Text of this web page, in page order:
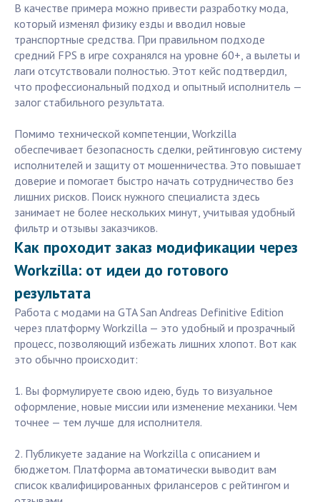
В качестве примера можно привести разработку мода,
который изменял физику езды и вводил новые
транспортные средства. При правильном подходе
средний FPS в игре сохранялся на уровне 60+, а вылеты и
лаги отсутствовали полностью. Этот кейс подтвердил,
что профессиональный подход и опытный исполнитель —
залог стабильного результата.
Помимо технической компетенции, Workzilla
обеспечивает безопасность сделки, рейтинговую систему
исполнителей и защиту от мошенничества. Это повышает
доверие и помогает быстро начать сотрудничество без
лишних рисков. Поиск нужного специалиста здесь
занимает не более нескольких минут, учитывая удобный
фильтр и отзывы заказчиков.
Как проходит заказ модификации через
Workzilla: от идеи до готового
результата
Работа с модами на GTA San Andreas Definitive Edition
через платформу Workzilla — это удобный и прозрачный
процесс, позволяющий избежать лишних хлопот. Вот как
это обычно происходит:
1. Вы формулируете свою идею, будь то визуальное
оформление, новые миссии или изменение механики. Чем
точнее — тем лучше для исполнителя.
2. Публикуете задание на Workzilla с описанием и
бюджетом. Платформа автоматически выводит вам
список квалифицированных фрилансеров с рейтингом и